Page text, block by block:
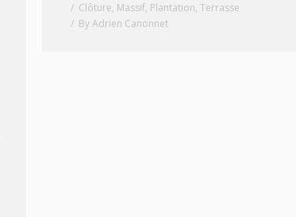
Clôture, Massif, Plantation, Terrasse
ByAdrien Canonnet